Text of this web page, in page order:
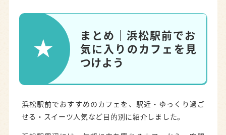
まとめ｜浜松駅前でお
気に入りのカフェを見
つけよう
浜松駅前でおすすめのカフェを、駅近・ゆっくり過ご
せる・スイーツ人気など目的別に紹介しました。